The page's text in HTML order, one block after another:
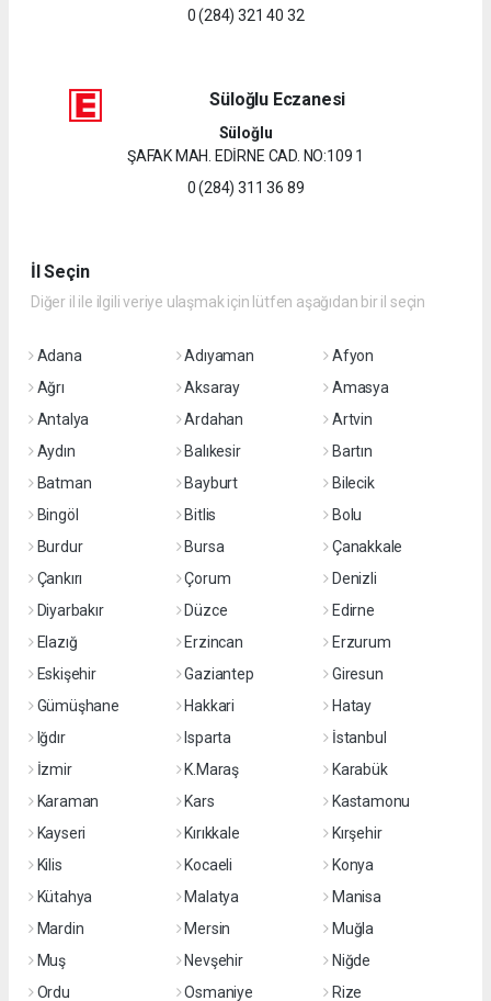
0 (284) 321 40 32
Süloğlu Eczanesi
Süloğlu
ŞAFAK MAH. EDİRNE CAD. NO:109 1
0 (284) 311 36 89
İl Seçin
Diğer il ile ilgili veriye ulaşmak için lütfen aşağıdan bir il seçin
Adana Adıyaman
Afyon
Ağrı
Aksaray
Amasya
Antalya
Ardahan
Artvin
Aydın
Balıkesir
Bartın
Batman
Bayburt
Bilecik
Bingöl
Bitlis
Bolu
Burdur
Bursa
Çanakkale
Çankırı
Çorum
Denizli
Diyarbakır
Düzce
Edirne
Elazığ
Erzincan
Erzurum
Eskişehir
Gaziantep
Giresun
Gümüşhane
Hakkari
Hatay
Iğdır
Isparta
İstanbul
İzmir
K.Maraş
Karabük
Karaman
Kars
Kastamonu
Kayseri
Kırıkkale
Kırşehir
Kilis
Kocaeli
Konya
Kütahya
Malatya
Manisa
Mardin
Mersin
Muğla
Muş
Nevşehir
Niğde
Ordu
Osmaniye Rize